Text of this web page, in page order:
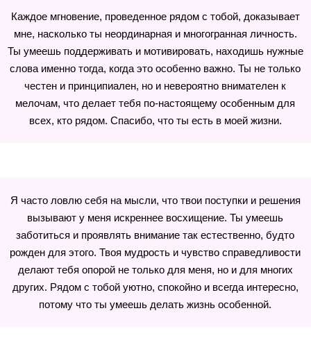
Каждое мгновение, проведенное рядом с тобой, доказывает
мне, насколько ты неординарная и многогранная личность.
Ты умеешь поддерживать и мотивировать, находишь нужные
слова именно тогда, когда это особенно важно. Ты не только
честен и принципиален, но и невероятно внимателен к
мелочам, что делает тебя по-настоящему особенным для
всех, кто рядом. Спасибо, что ты есть в моей жизни.
Я часто ловлю себя на мысли, что твои поступки и решения
вызывают у меня искреннее восхищение. Ты умеешь
заботиться и проявлять внимание так естественно, будто
рожден для этого. Твоя мудрость и чувство справедливости
делают тебя опорой не только для меня, но и для многих
других. Рядом с тобой уютно, спокойно и всегда интересно,
потому что ты умеешь делать жизнь особенной.